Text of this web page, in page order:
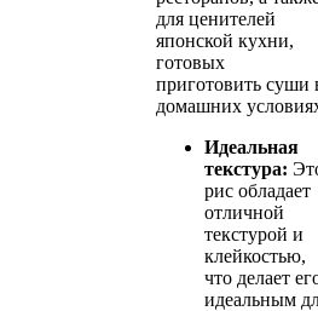
для ценителей
японской кухни,
готовых
приготовить суши
домашних
Идеальная
текстура:
рис обладает
отличной
текстурой и
клейкостью,
что делает
идеальным